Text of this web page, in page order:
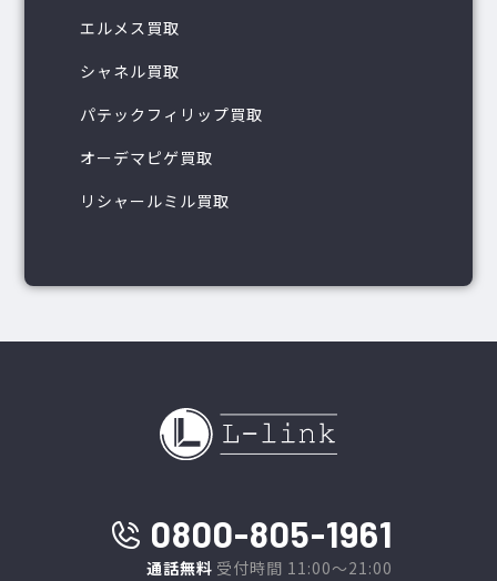
エルメス買取
シャネル買取
パテックフィリップ買取
オーデマピゲ買取
リシャールミル買取
0800-805-1961
通話無料 受付時間 11:00～21:00